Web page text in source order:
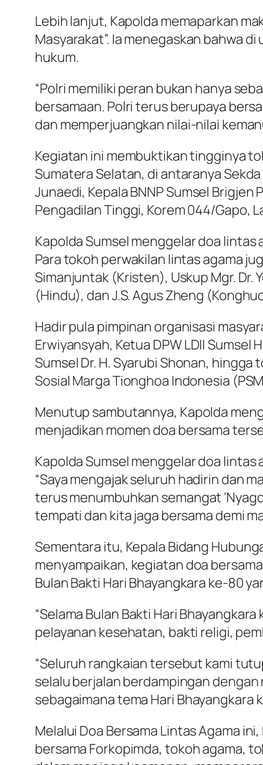
Lebih lanjut, Kapolda memaparkan
Masyarakat”. Ia menegaskan bahwa
hukum.
“Polri memiliki peran bukan hanya
bersamaan. Polri terus berupaya
dan memperjuangkan nilai-nilai
Kegiatan ini membuktikan tingginya
Sumatera Selatan, di antaranya
Junaedi, Kepala BNNP Sumsel
Pengadilan Tinggi, Korem 044/Gapo,
Kapolda Sumsel menggelar doa lintas
Para tokoh perwakilan lintas agama
Simanjuntak (Kristen), Uskup Mgr. Dr.
(Hindu), dan J.S. Agus Zheng
Hadir pula pimpinan organisasi
Erwiyansyah, Ketua DPW LDII Sumsel
Sumsel Dr. H. Syarubi Shonan,
Sosial Marga Tionghoa Indonesia
Menutup sambutannya, Kapolda
menjadikan momen doa bersama
Kapolda Sumsel menggelar doa lintas
“Saya mengajak seluruh hadirin dan
terus menumbuhkan semangat
tempati dan kita jaga bersama demi
Sementara itu, Kepala Bidang
menyampaikan, kegiatan doa
Bulan Bakti Hari Bhayangkara ke-80
“Selama Bulan Bakti Hari
pelayanan kesehatan, bakti religi,
“Seluruh rangkaian tersebut kami
selalu berjalan berdampingan
sebagaimana tema Hari Bhayangkara
Melalui Doa Bersama Lintas Agama
bersama Forkopimda, tokoh agama,